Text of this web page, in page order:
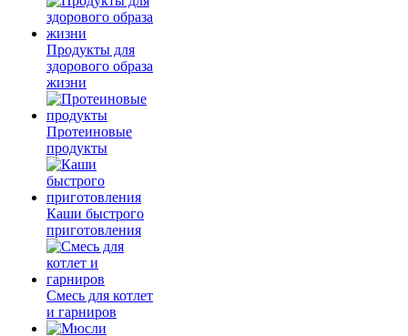
Продукты для
здорового образа
жизни
Протеиновые
продукты
Каши быстрого
приготовления
Смесь для котлет
и гарниров